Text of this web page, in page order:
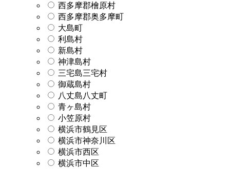
西多摩郡檜原村
西多摩郡奥多摩町
大島町
利島村
新島村
神津島村
三宅島三宅村
御蔵島村
八丈島八丈町
青ヶ島村
小笠原村
横浜市鶴見区
横浜市神奈川区
横浜市西区
横浜市中区